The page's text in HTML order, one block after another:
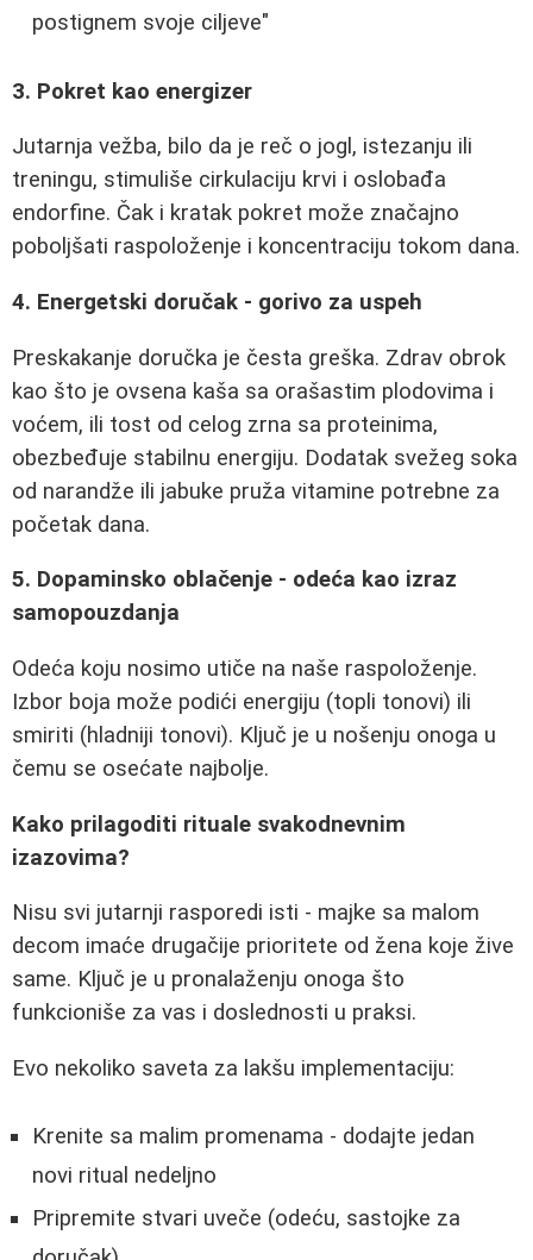
postignem svoje ciljeve"
3. Pokret kao energizer
Jutarnja vežba, bilo da je reč o jogl, istezanju ili
treningu, stimuliše cirkulaciju krvi i oslobađa
endorfine. Čak i kratak pokret može značajno
poboljšati raspoloženje i koncentraciju tokom dana.
4. Energetski doručak - gorivo za uspeh
Preskakanje doručka je česta greška. Zdrav obrok
kao što je ovsena kaša sa orašastim plodovima i
voćem, ili tost od celog zrna sa proteinima,
obezbeđuje stabilnu energiju. Dodatak svežeg soka
od narandže ili jabuke pruža vitamine potrebne za
početak dana.
5. Dopaminsko oblačenje - odeća kao izraz
samopouzdanja
Odeća koju nosimo utiče na naše raspoloženje.
Izbor boja može podići energiju (topli tonovi) ili
smiriti (hladniji tonovi). Ključ je u nošenju onoga u
čemu se osećate najbolje.
Kako prilagoditi rituale svakodnevnim
izazovima?
Nisu svi jutarnji rasporedi isti - majke sa malom
decom imaće drugačije prioritete od žena koje žive
same. Ključ je u pronalaženju onoga što
funkcioniše za vas i doslednosti u praksi.
Evo nekoliko saveta za lakšu implementaciju:
Krenite sa malim promenama - dodajte jedan
novi ritual nedeljno
Pripremite stvari uveče (odeću, sastojke za